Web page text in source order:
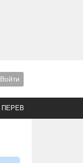
Войти
ПЕРЕВОДЫ